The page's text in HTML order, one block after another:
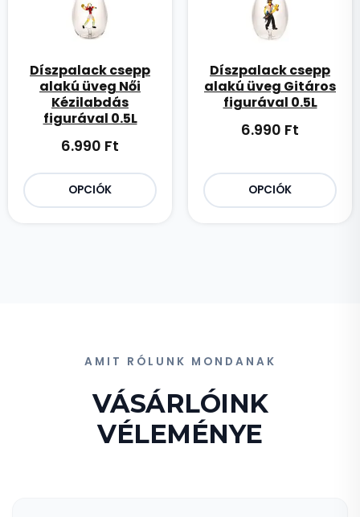
Díszpalack csepp
alakú üveg Női
Kézilabdás
figurával 0.5L
6.990 Ft
OPCIÓK
Díszpalack csepp
alakú üveg Gitáros
figurával 0.5L
6.990 Ft
OPCIÓK
AMIT RÓLUNK MONDANAK
VÁSÁRLÓINK
VÉLEMÉNYE